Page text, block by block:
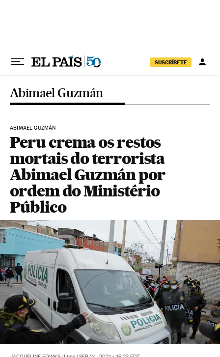
SUSCRÍBETE
Abimael Guzmán
ABIMAEL GUZMÁN
Peru crema os restos
mortais do terrorista
Abimael Guzmán por
ordem do Ministério
Público